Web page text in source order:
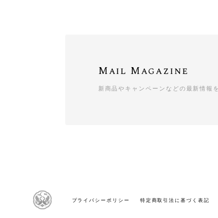
Mail Magazine
新商品やキャンペーンなどの最新情報
プライバシーポリシー 特定商取引法に基づく表記